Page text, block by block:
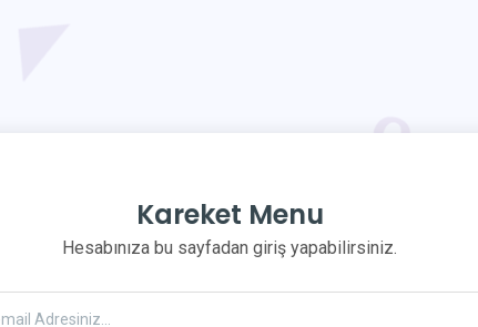
Kareket Menu
Hesabınıza bu sayfadan giriş yapabilirsiniz.